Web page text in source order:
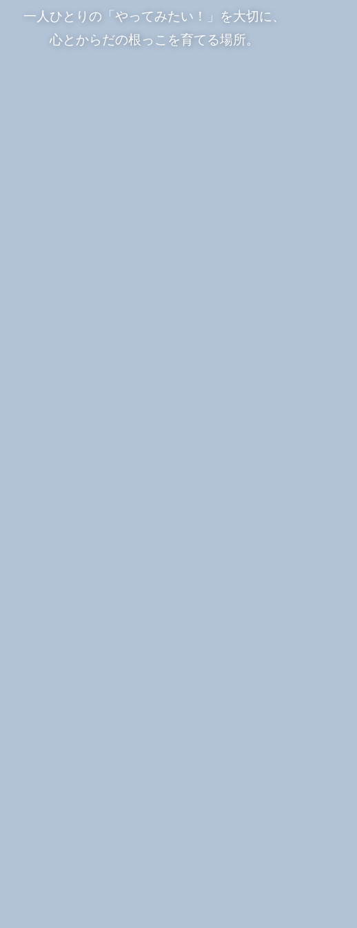
一人ひとりの「やってみたい！」を大切に、
心とからだの根っこを育てる場所。